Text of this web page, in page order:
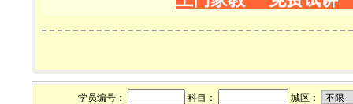
学员编号： 科目： 城区：